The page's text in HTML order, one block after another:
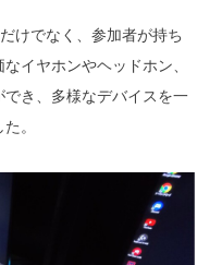
けでなく、参加者が持ち
イヤホンやヘッドホン、
き、多様なデバイスを一
。